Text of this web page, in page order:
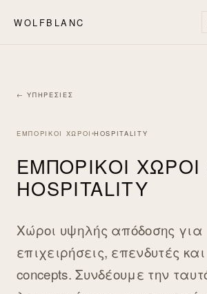
WOLFBLANC
← ΥΠΗΡΕΣΊΕΣ
ΕΜΠΟΡΙΚΟΙ ΧΩΡΟΙ HOSPITALITY
ΕΜΠΟΡΙΚΟΊ ΧΏΡΟΙ
HOSPITALITY
Χώροι υψηλής απόδοσης για
επιχειρήσεις, επενδυτές
concepts. Συνδέουμε την